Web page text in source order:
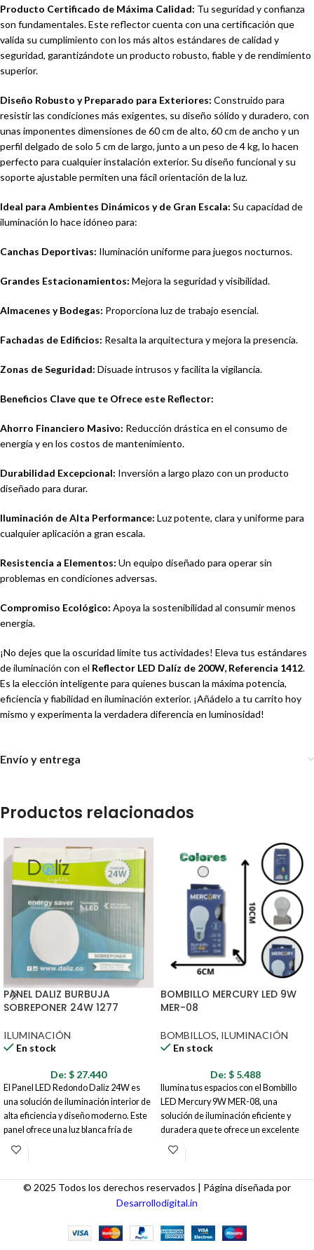
Producto Certificado de Máxima Calidad: Tu seguridad y confianza
son fundamentales. Este reflector cuenta con una certificación que
valida su cumplimiento con los más altos estándares de calidad y
seguridad, garantizándote un producto robusto, fiable y de rendimiento
superior.
Diseño Robusto y Preparado para Exteriores: Construido para
resistir las condiciones más exigentes, su diseño sólido y duradero, con
unas imponentes dimensiones de 60 cm de alto, 60 cm de ancho y un
perfil delgado de solo 5 cm de largo, junto a un peso de 4 kg, lo hacen
perfecto para cualquier instalación exterior. Su diseño funcional y su
soporte ajustable permiten una fácil orientación de la luz.
Ideal para Ambientes Dinámicos y de Gran Escala: Su capacidad de
iluminación lo hace idóneo para:
Canchas Deportivas: Iluminación uniforme para juegos nocturnos.
Grandes Estacionamientos: Mejora la seguridad y visibilidad.
Almacenes y Bodegas: Proporciona luz de trabajo esencial.
Fachadas de Edificios: Resalta la arquitectura y mejora la presencia.
Zonas de Seguridad: Disuade intrusos y facilita la vigilancia.
Beneficios Clave que te Ofrece este Reflector:
Ahorro Financiero Masivo: Reducción drástica en el consumo de
energía y en los costos de mantenimiento.
Durabilidad Excepcional: Inversión a largo plazo con un producto
diseñado para durar.
Iluminación de Alta Performance: Luz potente, clara y uniforme para
cualquier aplicación a gran escala.
Resistencia a Elementos: Un equipo diseñado para operar sin
problemas en condiciones adversas.
Compromiso Ecológico: Apoya la sostenibilidad al consumir menos
energía.
¡No dejes que la oscuridad limite tus actividades! Eleva tus estándares
de iluminación con el Reflector LED Dalíz de 200W, Referencia 1412.
Es la elección inteligente para quienes buscan la máxima potencia,
eficiencia y fiabilidad en iluminación exterior. ¡Añádelo a tu carrito hoy
mismo y experimenta la verdadera diferencia en luminosidad!
Envío y entrega
Productos relacionados
PANEL DALIZ BURBUJA
SOBREPONER 24W 1277
ILUMINACIÓN
En stock
De: $ 27.440
El Panel LED Redondo Daliz 24W es
una solución de iluminación interior de
alta eficiencia y diseño moderno. Este
panel ofrece una luz blanca fría de
6500K, ideal para crear ambientes
áreas de trabajo y más. Su instalación
empotrada proporciona un acabado
adaptándose a diferentes estilos de
BOMBILLO MERCURY LED 9W
MER-08
BOMBILLOS, ILUMINACIÓN
En stock
De: $ 5.488
Ilumina tus espacios con el Bombillo
LED Mercury 9W MER-08, una
solución de iluminación eficiente y
duradera que te ofrece un excelente
rendimiento y ahorro energético. Ideal
bombillo LED proporciona una luz
brillante y uniforme, perfecta para
© 2025 Todos los derechos reservados | Página diseñada por
Desarrollodigital.in